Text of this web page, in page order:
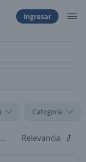
Ingresar
Categoría
Relevancia